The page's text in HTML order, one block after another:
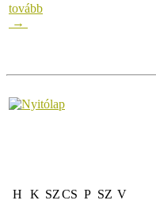
tovább
→
H K SZCS P SZ V